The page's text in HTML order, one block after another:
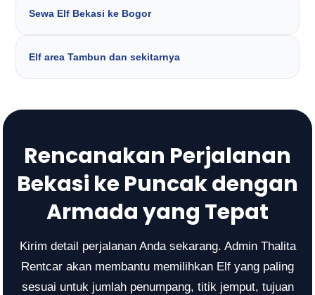
Sewa Elf Bekasi ke Bogor
Elf area Tambun dan sekitarnya
Rencanakan Perjalanan
Bekasi ke Puncak dengan
Armada yang Tepat
Kirim detail perjalanan Anda sekarang. Admin Thalita
Rentcar akan membantu memilihkan Elf yang paling
sesuai untuk jumlah penumpang, titik jemput, tujuan